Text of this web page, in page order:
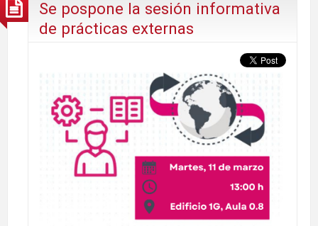
Se pospone la sesión informativa
de prácticas externas